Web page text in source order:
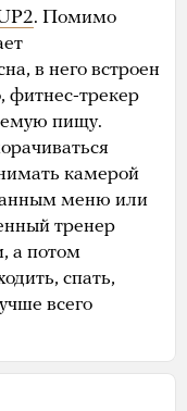
. Помимо
в него встроен
фитнес-трекер
пищу.
камерой
меню или
тренер
а потом
спать,
всего